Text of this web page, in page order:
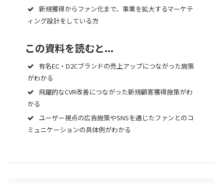
新規獲得からファン化まで、事業を拡大するマーケテ
ィング設計をしている方
この資料を読むと...
有名EC・D2Cブランドの売上アップにつながった施策
がわかる
飛躍的なCVR改善につながった新規顧客獲得施策がわ
かる
ユーザー視点の広告施策やSNSを通じたファンとのコ
ミュニケーションの具体例がわかる